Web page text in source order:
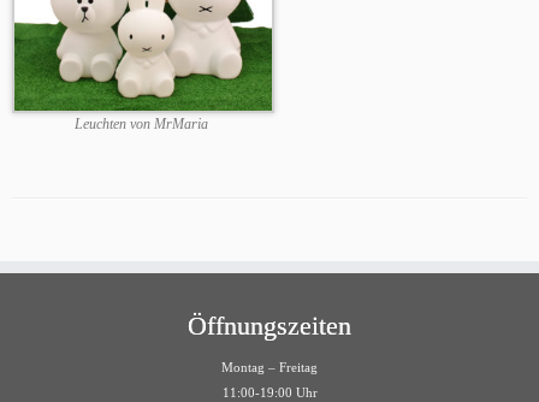
Leuchten von MrMaria
Öffnungszeiten
Montag – Freitag
11:00-19:00 Uhr